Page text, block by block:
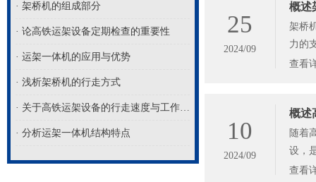
· 架桥机的组成部分
· 论高铁运架设备定期检查的重要性
· 运架一体机的应用与优势
· 浅析架桥机的行走方式
· 关于高铁运架设备的行走速度与工作半径解析
· 分析运架一体机结构特点
25
2024/09
概述
架桥
力的
查看
10
2024/09
概述
随着
设
查看